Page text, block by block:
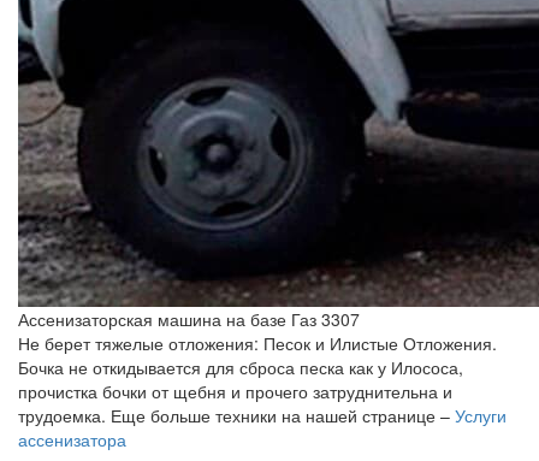
Ассенизаторская машина на базе Газ 3307
Не берет тяжелые отложения: Песок и Илистые Отложения.
Бочка не откидывается для сброса песка как у Илососа,
прочистка бочки от щебня и прочего затруднительна и
трудоемка. Еще больше техники на нашей странице – Услуги
ассенизатора